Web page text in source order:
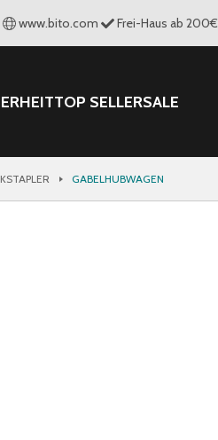
www.bito.com Frei-Haus ab 200€
TOP SELLERSALE
GABELHUBWAGEN